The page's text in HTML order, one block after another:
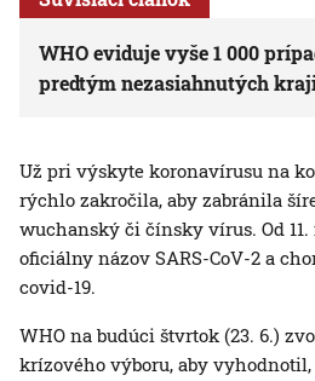
WHO eviduje vyše 1 000
predtým nezasiahnutých
Už pri výskyte koronavírusu na
rýchlo zakročila, aby zabránila
wuchanský či čínsky vírus. Od
oficiálny názov SARS-CoV-2 a
covid-19.
WHO na budúci štvrtok (23. 6.)
krízového výboru, aby